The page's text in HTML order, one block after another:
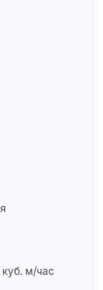
м/час